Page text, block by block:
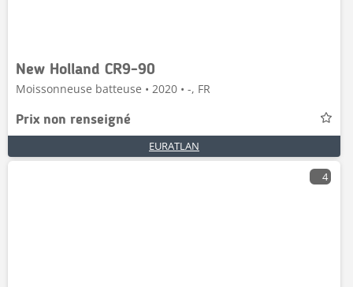
New Holland CR9-90
Moissonneuse batteuse • 2020 • -, FR
Prix non renseigné
EURATLAN
4